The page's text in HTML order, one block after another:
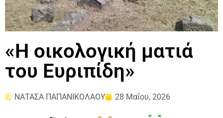
«Η οικολογική ματιά
του Ευριπίδη»
ΝΑΤΑΣΑ ΠΑΠΑΝΙΚΟΛΑΟΥ 28 Μαΐου, 2026